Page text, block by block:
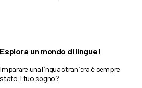
Esplora un mondo di lingue!
Imparare una lingua straniera è sempre
stato il tuo sogno?